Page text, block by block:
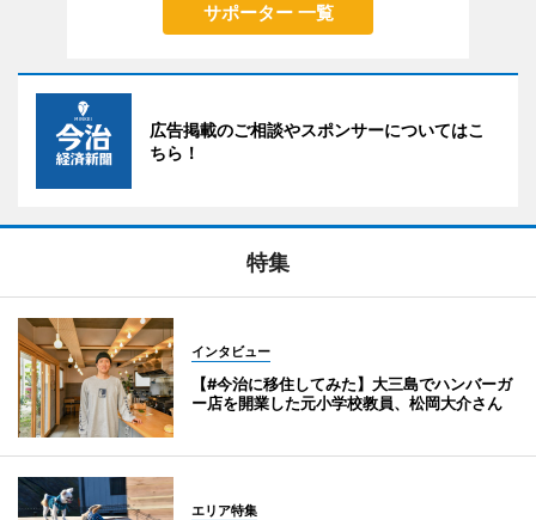
サポーター 一覧
広告掲載のご相談やスポンサーについてはこ
ちら！
特集
インタビュー
【#今治に移住してみた】大三島でハンバーガ
ー店を開業した元小学校教員、松岡大介さん
エリア特集